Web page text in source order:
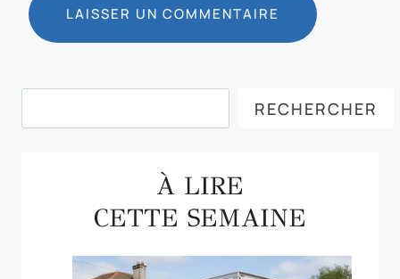
RECHERCHER
À LIRE
CETTE SEMAINE